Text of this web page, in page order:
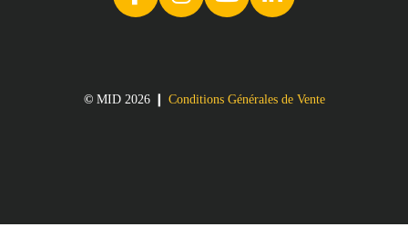
©MID 2026 ❙ Conditions Générales de Vente